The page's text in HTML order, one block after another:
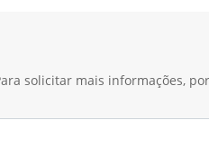
solicitar mais informações,